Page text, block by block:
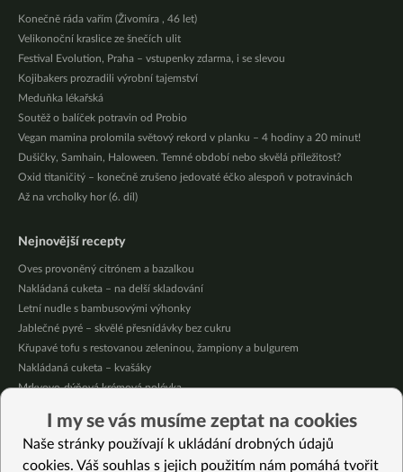
Konečně ráda vařím (Živomíra , 46 let)
Velikonoční kraslice ze šnečích ulit
Festival Evolution, Praha – vstupenky zdarma, i se slevou
Kojibakers prozradili výrobní tajemství
Meduňka lékařská
Soutěž o balíček potravin od Probio
Vegan mamina prolomila světový rekord v planku – 4 hodiny a 20 minut!
Dušičky, Samhain, Haloween. Temné období nebo skvělá příležitost?
Oxid titaničitý – konečně zrušeno jedovaté éčko alespoň v potravinách
Až na vrcholky hor (6. díl)
Nejnovější recepty
Oves provoněný citrónem a bazalkou
Nakládaná cuketa – na delší skladování
Letní nudle s bambusovými výhonky
Jablečné pyré – skvělé přesnídávky bez cukru
Křupavé tofu s restovanou zeleninou, žampiony a bulgurem
Nakládaná cuketa – kvašáky
Mrkvovo-dýňová krémová polévka
Osvěžující čaj s citronovými bylinkami
Nepečený jablečný dort s rybízem
I my se vás musíme zeptat na cookies
Naše stránky používají k ukládání drobných údajů
cookies. Váš souhlas s jejich použitím nám pomáhá tvořit